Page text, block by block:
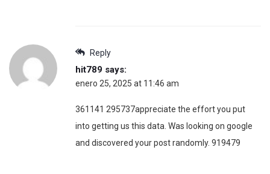
Reply
hit789 says:
enero 25, 2025 at 11:46 am
361141 295737appreciate the effort you put
into getting us this data. Was looking on google
and discovered your post randomly. 919479